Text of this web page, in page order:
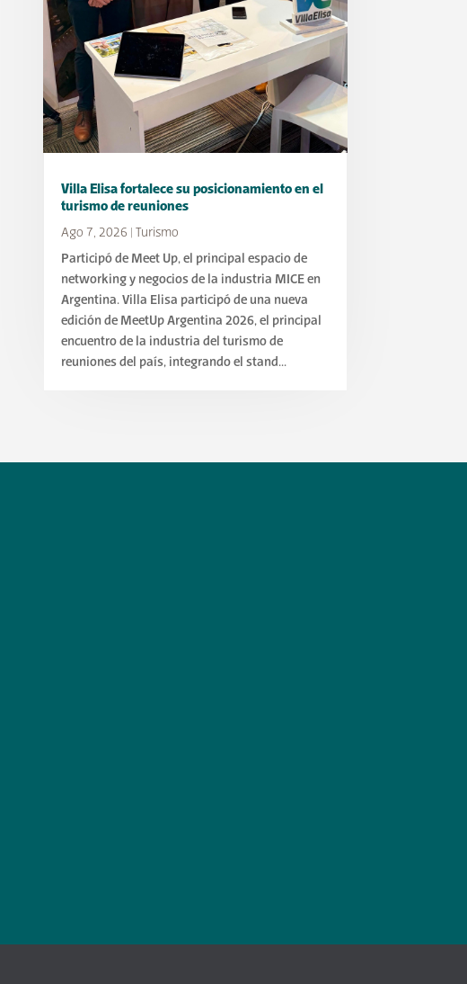
Villa Elisa fortalece su posicionamiento en el
turismo de reuniones
Ago 7, 2026
Turismo
Participó de Meet Up, el principal espacio de
networking y negocios de la industria MICE en
Argentina. Villa Elisa participó de una nueva
edición de MeetUp Argentina 2026, el principal
encuentro de la industria del turismo de
reuniones del país, integrando el stand...